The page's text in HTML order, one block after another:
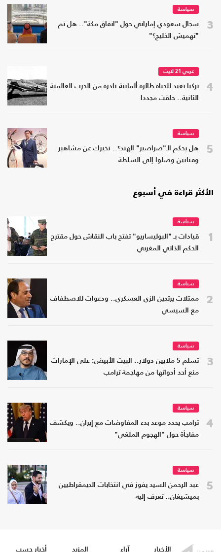
3
سياسة
سجال سعودي إماراتي حول "اتفاق مكة".. هل تم
"تهميش الخليج؟"
4
عربي 21 لايت
تركيا تعيد للحياة طائرة ألمانية نادرة من الحرب العالمية
الثانية.. حلقت مجددا
5
سياسة
هل يحكم الـ"صراصير" الهند؟.. نخبرك عن مشاهير
وفنانين وصلوا إلى السلطة
الأكثر قراءة في أسبوع
1
سياسة
قيادات بـ "البوليساريو" تفتح باب النقاش حول مقترح
الحكم الذاتي المغربي
2
سياسة
ممثلات يرتدين الزي العسكري.. ودعوات للاصطفاف
مع السيسي
3
سياسة
تسلم 5 ملايين دولار.. البيت الأبيض: على الإمارات
منع أحد أدواتها من مهاجمة ترامب
4
سياسة
ترامب يحدد موعد بدء المفاوضات مع إيران.. ويكشف
مفاجأة حول "الهجوم الملغي"
5
سياسة
عبد الرحمن السيد يفوز في انتخابات الديمقراطيين
بميشيغان.. تعرف إليه
الأخبار آراء المزيد أخبار حسب